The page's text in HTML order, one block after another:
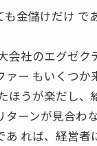
も金儲けだけ で
会社のエグゼク
ー もいくつか
ほうが楽だし、
ターンが見合わ
あ れば、経営者